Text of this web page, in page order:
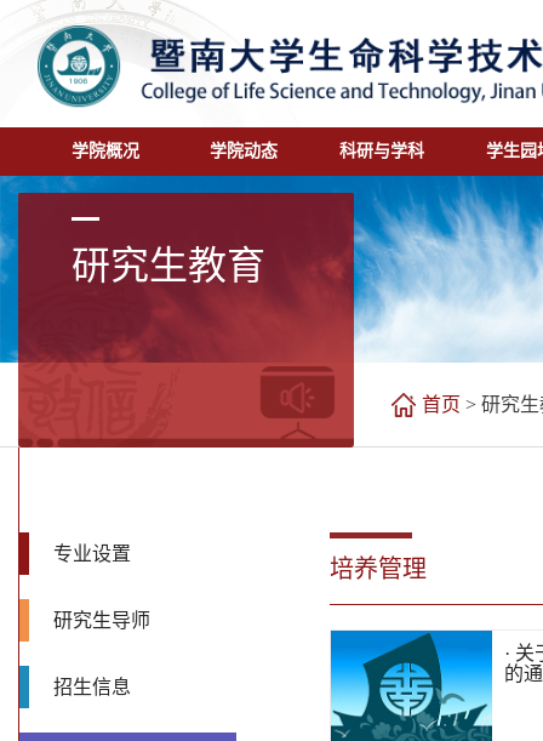
学院概况 学院动态 科研与学科 学生园
研究生教育
首页 > 研究生
专业设置
研究生导师
招生信息
培养管理
·
的